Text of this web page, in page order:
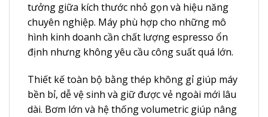
tưởng giữa kích thước nhỏ gọn và hiệu năng
chuyên nghiệp. Máy phù hợp cho những mô
hình kinh doanh cần chất lượng espresso ổn
định nhưng không yêu cầu công suất quá lớn.
Thiết kế toàn bộ bằng thép không gỉ giúp máy
bền bỉ, dễ vệ sinh và giữ được vẻ ngoài mới lâu
dài. Bơm lớn và hệ thống volumetric giúp nâng